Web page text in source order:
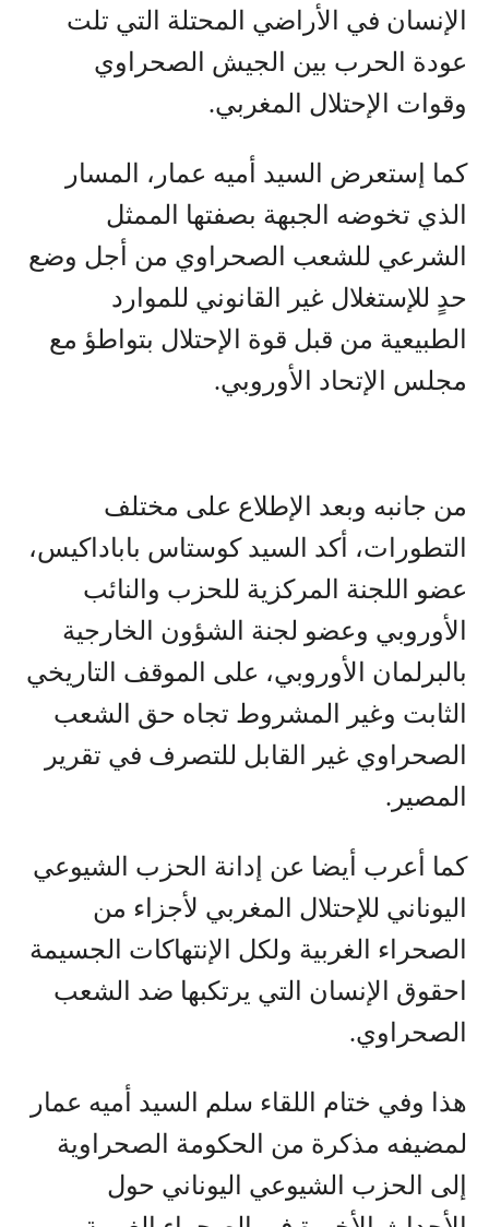
الإنسان في الأراضي المحتلة التي تلت
عودة الحرب بين الجيش الصحراوي
وقوات الإحتلال المغربي.
كما إستعرض السيد أميه عمار، المسار
الذي تخوضه الجبهة بصفتها الممثل
الشرعي للشعب الصحراوي من أجل وضع
حدٍ للإستغلال غير القانوني للموارد
الطبيعية من قبل قوة الإحتلال بتواطؤ مع
مجلس الإتحاد الأوروبي.
من جانبه وبعد الإطلاع على مختلف
التطورات، أكد السيد كوستاس باباداكيس،
عضو اللجنة المركزية للحزب والنائب
الأوروبي وعضو لجنة الشؤون الخارجية
بالبرلمان الأوروبي، على الموقف التاريخي
الثابت وغير المشروط تجاه حق الشعب
الصحراوي غير القابل للتصرف في تقرير
المصير.
كما أعرب أيضا عن إدانة الحزب الشيوعي
اليوناني للإحتلال المغربي لأجزاء من
الصحراء الغربية ولكل الإنتهاكات الجسيمة
احقوق الإنسان التي يرتكبها ضد الشعب
الصحراوي.
هذا وفي ختام اللقاء سلم السيد أميه عمار
لمضيفه مذكرة من الحكومة الصحراوية
إلى الحزب الشيوعي اليوناني حول